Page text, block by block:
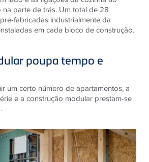
parte de trás. Um total de 28
fabricadas industrialmente da
em cada bloco de construção.
poupa tempo e
um certo número de apartamentos, a
e a construção modular prestam-se